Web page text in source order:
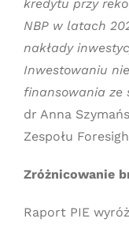
kredytu przy
NBP w latach
nakłady
Inwestowaniu
finansowania ze
dr Anna
Zespołu
Zróżnicowanie
Raport PIE